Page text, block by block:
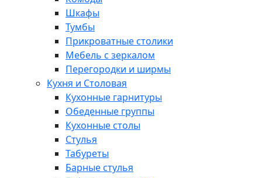
Шкафы
Тумбы
Прикроватные столики
Мебель с зеркалом
Перегородки и ширмы
Кухня и Столовая
Кухонные гарнитуры
Обеденные группы
Кухонные столы
Стулья
Табуреты
Барные стулья